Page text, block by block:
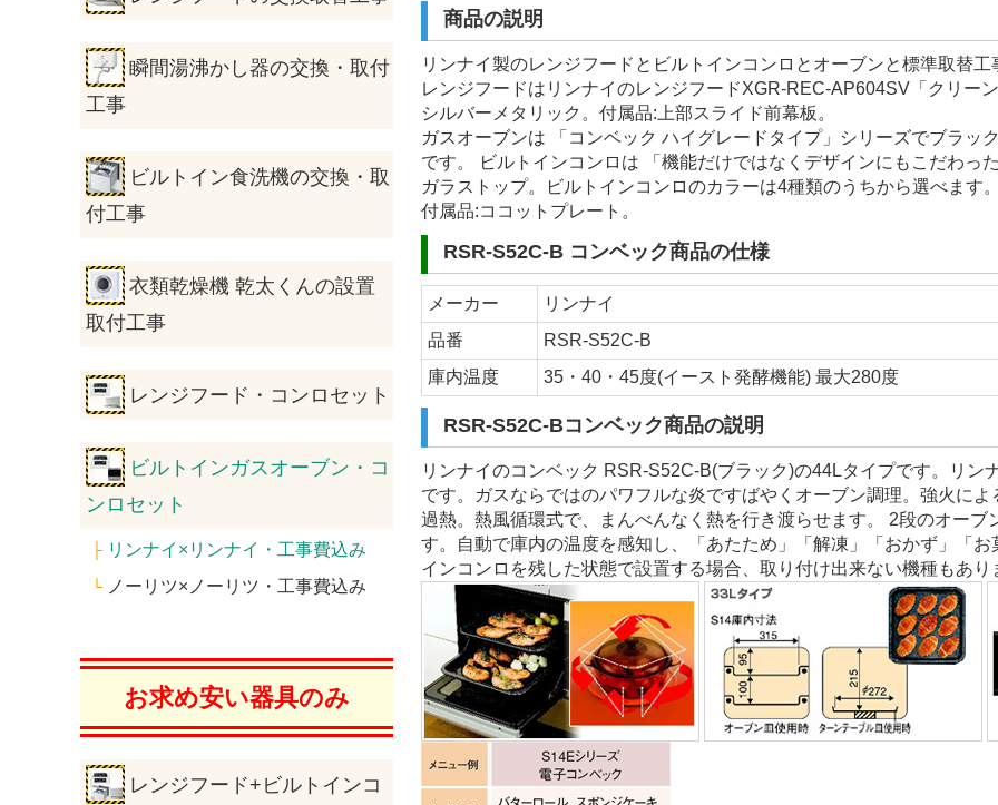
瞬間湯沸かし器の交換・取付
工事
ビルトイン食洗機の交換・取
付工事
衣類乾燥機 乾太くんの設置
取付工事
レンジフード・コンロセット
ビルトインガスオーブン・コ
ンロセット
├ リンナイ×リンナイ・工事費込み
└ ノーリツ×ノーリツ・工事費込み
お求め安い器具のみ
レンジフード+ビルトインコ
商品の説明
リンナイ製のレンジフードとビルトインコンロとオーブンと標準取替
レンジフードはリンナイのレンジフードXGR-REC-AP604SV「クリー
シルバーメタリック。付属品:上部スライド前幕板。
ガスオーブンは 「コンベック ハイグレードタイプ」シリーズでブラ
です。 ビルトインコンロは 「機能だけではなくデザインにもこだわっ
ガラストップ。ビルトインコンロのカラーは4種類のうちから選べま
付属品:ココットプレート。
RSR-S52C-B コンベック商品の仕様
メーカー
リンナイ
品番
RSR-S52C-B
庫内温度
35・40・45度(イースト発酵機能) 最大280度
RSR-S52C-Bコンベック商品の説明
リンナイのコンベック RSR-S52C-B(ブラック)の44Lタイプです。リ
です。ガスならではのパワフルな炎ですばやくオーブン調理。強火に
過熱。熱風循環式で、まんべんなく熱を行き渡らせます。 2段のオー
す。自動で庫内の温度を感知し、「あたため」「解凍」「おかず」「
インコンロを残した状態で設置する場合、取り付け出来ない機種もあ